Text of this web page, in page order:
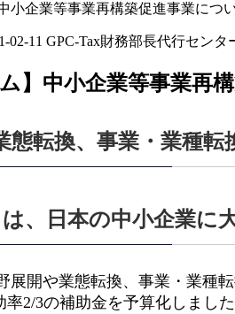
小企業等事業再構築促進事業につい
02-11 GPC-Tax財務部長代行センタ
】中小企業等事業再
転換、事業・業種転
、日本の中小企業に
展開や業態転換、事業・業種
率2/3の補助金を予算化しま